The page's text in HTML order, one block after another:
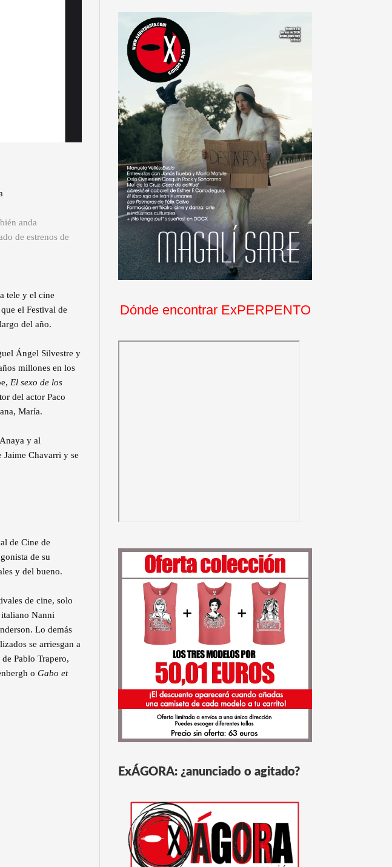
anda
de estrenos de
tele y el cine
el Festival de
del año.
Ángel Silvestre y
millones en los
El sexo de los
del actor Paco
María.
y al
Jaime Chavarri y se
de Cine de
de su
y del bueno.
de cine, solo
italiano Nanni
Lo demás
se arriesgan a
de Pablo Trapero,
o Gabo et
Dónde encontrar ExPERPENTO
ExÁGORA: ¿anunciado o agitado?